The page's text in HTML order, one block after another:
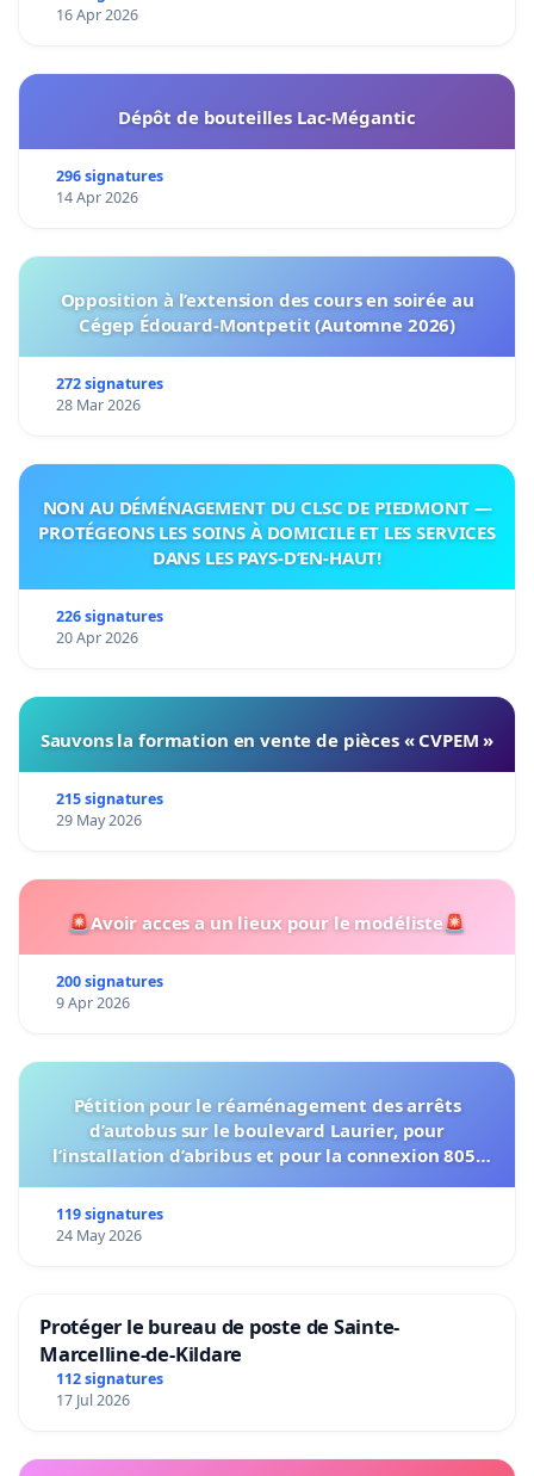
16 Apr 2026
Dépôt de bouteilles Lac-Mégantic
296 signatures
14 Apr 2026
Opposition à l’extension des cours en soirée au
Cégep Édouard-Montpetit (Automne 2026)
272 signatures
28 Mar 2026
NON AU DÉMÉNAGEMENT DU CLSC DE PIEDMONT —
PROTÉGEONS LES SOINS À DOMICILE ET LES SERVICES
DANS LES PAYS-D’EN-HAUT!
226 signatures
20 Apr 2026
Sauvons la formation en vente de pièces « CVPEM »
215 signatures
29 May 2026
🚨Avoir acces a un lieux pour le modéliste🚨
200 signatures
9 Apr 2026
Pétition pour le réaménagement des arrêts
d’autobus sur le boulevard Laurier, pour
l’installation d’abribus et pour la connexion 805-
119 signatures
24 May 2026
Protéger le bureau de poste de Sainte-
Marcelline-de-Kildare
112 signatures
17 Jul 2026